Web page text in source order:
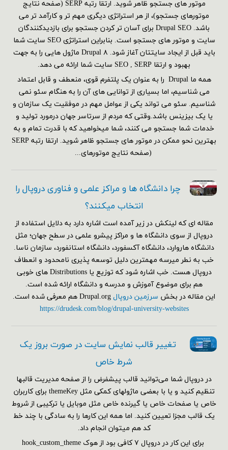
موتور های جستجو ظاهر شوید. ارتقا رتبه SERP (صفحه نتایج
موتورهای جستجو)، از هر استراتژی دیگری مهم تر و کارآمد تر می
باشد. Drupal SEO برای آسان تر کردن جستجو برای بازدیدکنندگان
سایت و موتور های جستجو است. بنابراین استراتژی SEO سایت شما
باید قبل از ایجاد سایتتان آغاز شود. Drupal ۸ ماژول هایی را به جهت
بهبود و ارتقا SEO , SERP سایت شما ارائه می دهد.
همه ما Drupal را به عنوان یک پلتفرم قوی، منعطف و قابل اعتماد
می شناسیم، اما بسیاری از توانایی های آن را به هنگام سئو نمی
شناسیم. سئو می تواند یکی از عوامل مهم در موفقیت یک سازمان و
یا یک بیزینس باشد.وقتی که مردم از سرتاسر جهان درمورد تولید و
خدمات شما جستجو می کنند، شما میخواهید که با قدرت تمام و به
بهترین نحو ممکن در موتور های جستجو ظاهر شوید. ارتقا رتبه SERP
(صفحه نتایج موتورهای...
چرا دانشگاه ها و مراکز علمی و فناوری دروپال را
انتخاب میکنند؟
مقاله ای که لینکش در زیر آمده است اشاره دارد به دلایل استفاده از
دروپال از سوی دانشگاه ها و مراکز پیشرو علمی در سطح جهان؛ مثل
دانشگاه هاروارد، دانشگاه آکسفورد، دانشگاه استانفورد، سازمان ناسا.
خب به نطر میرسه مهمترین دلیل توسعه پذیری نامحدود و انعطاف
دروپال هست. خب اشاره شود که توزیع یا Distributions های خوبی
هم برای موضوع آموزش و مدرسه و دانشگاه ارائه شده است.
این مقاله در بخش سرزمین دروپالDrupal.org هم معرفی شده است.
https://drudesk.com/blog/drupal-university-websites
تغییر قالب نمایش سایت در صورت بروز یک
شرط خاص
در دروپال شما می‌توانید قالب پیشفرض را از صفحه مدیریت قالبها
تنظیم کنید و یا با بعضی ماژولهای کمکی مثل themeKey برای کاربران
خاص یا صفحات خاص یا گیرنده خاص مثل موبایل یا ترکیبی از شروط
یک قالب مجزا تعیین کنید. اما همه این کارها را به سادگی با چند خط
کد هم می‎توان انجام داد.
برای این کار در دروپال ۷ کافی بود از هوک hook_custom_theme